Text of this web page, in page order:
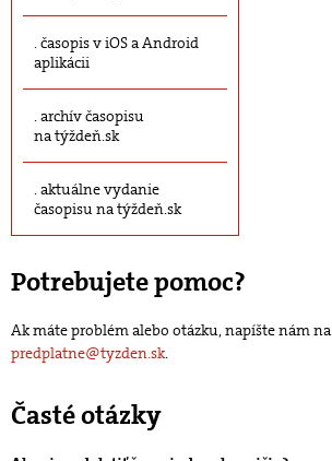
časopis v iOS a Android
aplikácii
archív časopisu
na týždeň.sk
aktuálne vydanie
časopisu na týždeň.sk
Potrebujete pomoc?
Ak máte problém alebo otázku, napíšte nám na
predplatne@tyzden.sk.
Časté otázky